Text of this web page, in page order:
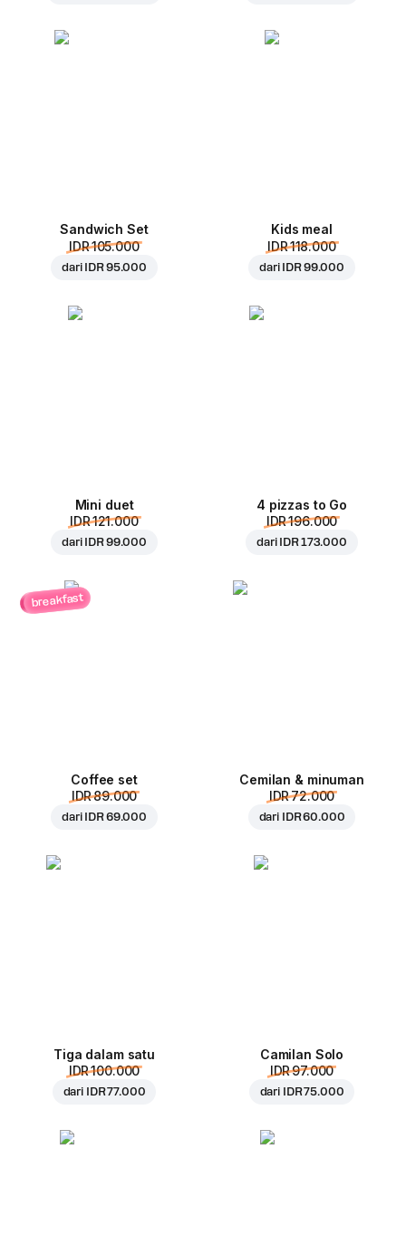
Sandwich Set
IDR 105.000
dari IDR 95.000
Kids meal
IDR 118.000
dari IDR 99.000
Mini duet
IDR 121.000
dari IDR 99.000
4 pizzas to Go
IDR 196.000
dari IDR 173.000
breakfast
Coffee set
IDR 89.000
dari IDR 69.000
Cemilan & minuman
IDR 72.000
dari IDR 60.000
Tiga dalam satu
IDR 100.000
dari IDR 77.000
Camilan Solo
IDR 97.000
dari IDR 75.000